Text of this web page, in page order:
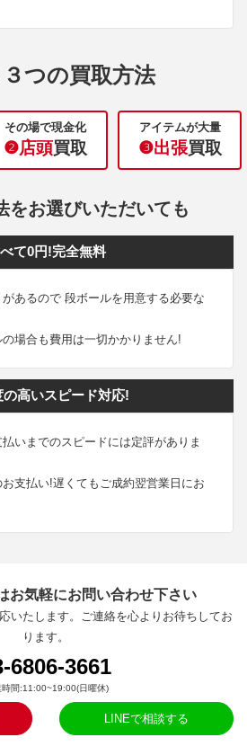
つの買取方法
その場で現金化
❷店頭買取
アイテムが大量
❸出張買取
をお選びいただいても
て0円!完全無料
あるので 段ボールを用意する必要な
場合も費用は一切かかりません!
の高いスピード対応!
いまでのスピードには定評がありま
支払い!遅くてもご成約翌営業日にお
お気軽にお問い合わせ下さい
いたします。ご連絡を心よりお待ちしてお
ります。
6806-3661
時間:11:00~19:00(日曜休)
LINEで相談する